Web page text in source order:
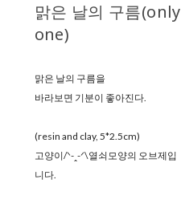
맑은 날의 구름(only
one)
맑은 날의 구름을
바라보면 기분이 좋아진다.
(resin and clay, 5*2.5cm)
고양이/ᐠ-ꞈ-ᐟ\열쇠모양의 오브제입
니다.